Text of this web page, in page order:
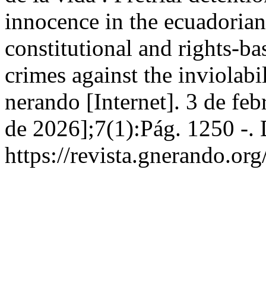
innocence in the
constitutional and rights-
crimes against the
nerando [Internet]. 3 de
de 2026];7(1):Pág. 1250 -.
https://